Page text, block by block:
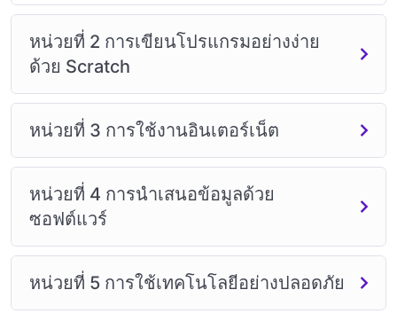
หน่วยที่ 2 การเขียนโปรแกรมอย่างง่าย
ด้วย Scratch
หน่วยที่ 3 การใช้งานอินเตอร์เน็ต
หน่วยที่ 4 การนำเสนอข้อมูลด้วย
ซอฟต์แวร์
หน่วยที่ 5 การใช้เทคโนโลยีอย่างปลอดภัย